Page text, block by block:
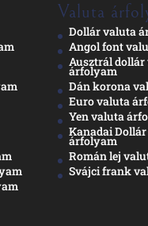
Valuta
Dollár valuta
Angol font
Ausztrál
árfolyam
Dán korona
Euro valuta
Yen valuta
Kanadai
árfolyam
Román lej
Svájci frank